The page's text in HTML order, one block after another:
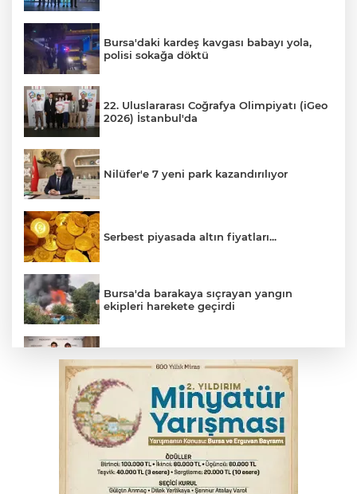
Bursa'daki kardeş kavgası babayı yola,
polisi sokağa döktü
22. Uluslararası Coğrafya Olimpiyatı (iGeo
2026) İstanbul'da
Nilüfer'e 7 yeni park kazandırılıyor
Serbest piyasada altın fiyatları...
Bursa'da barakaya sıçrayan yangın
ekipleri harekete geçirdi
başladı
Yargıtay’dan primle çalışanlara müjde
Bursa’da bugün hava nasıl olacak?